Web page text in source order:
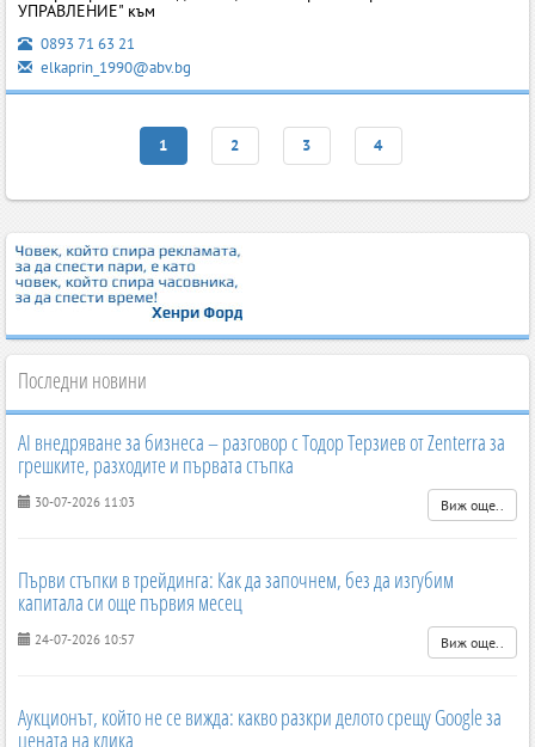
УПРАВЛЕНИЕ" към
0893 71 63 21
elkaprin_1990@abv.bg
1 2 3 4
Последни новини
AI внедряване за бизнеса – разговор с Тодор Терзиев от Zenterra за
грешките, разходите и първата стъпка
30-07-2026 11:03 Виж още..
Първи стъпки в трейдинга: Как да започнем, без да изгубим
капитала си още първия месец
24-07-2026 10:57 Виж още..
Аукционът, който не се вижда: какво разкри делото срещу Google за
цената на клика